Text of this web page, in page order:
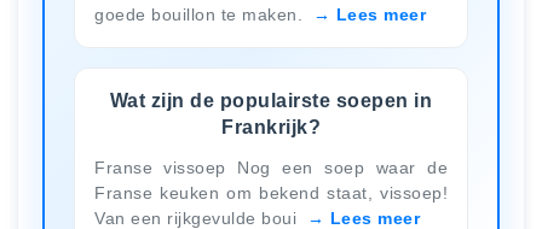
goede bouillon te maken.
Lees meer
Wat zijn de populairste soepen in
Frankrijk?
Franse vissoep Nog een soep waar de
Franse keuken om bekend staat, vissoep!
Van een rijkgevulde boui
Lees meer